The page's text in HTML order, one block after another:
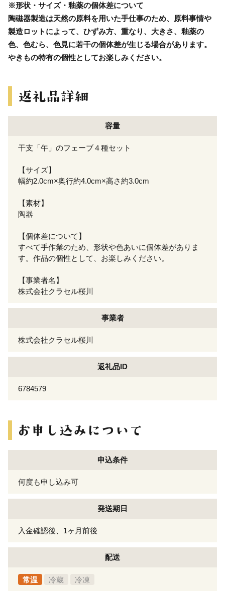
※形状・サイズ・釉薬の個体差について
陶磁器製造は天然の原料を用いた手仕事のため、原料事情や
製造ロットによって、ひずみ方、重なり、大きさ、釉薬の
色、色むら、色見に若干の個体差が生じる場合があります。
やきもの特有の個性としてお楽しみください。
容量
干支「午」のフェーブ４種セット
【サイズ】
幅約2.0cm×奥行約4.0cm×高さ約3.0cm
【素材】
陶器
【個体差について】
すべて手作業のため、形状や色あいに個体差がありま
す。作品の個性として、お楽しみください。
【事業者名】
株式会社クラセル桜川
事業者
株式会社クラセル桜川
返礼品ID
6784579
申込条件
何度も申し込み可
発送期日
入金確認後、1ヶ月前後
配送
常温 冷蔵 冷凍